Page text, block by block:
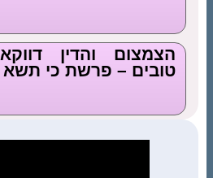
הצמצום והדין דווקא
טובים – פרשת כי תשא